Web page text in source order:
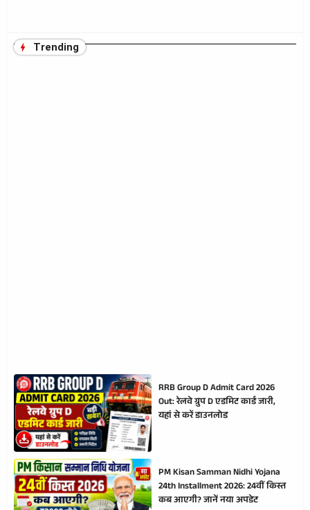
Trending
RRB Group D Admit Card 2026
Out: रेलवे ग्रुप D एडमिट कार्ड जारी,
यहां से करें डाउनलोड
PM Kisan Samman Nidhi Yojana
24th Installment 2026: 24वीं किस्त
कब आएगी? जानें नया अपडेट